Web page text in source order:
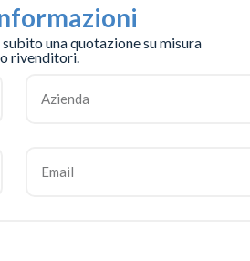
una quotazione su misura
rivenditori.